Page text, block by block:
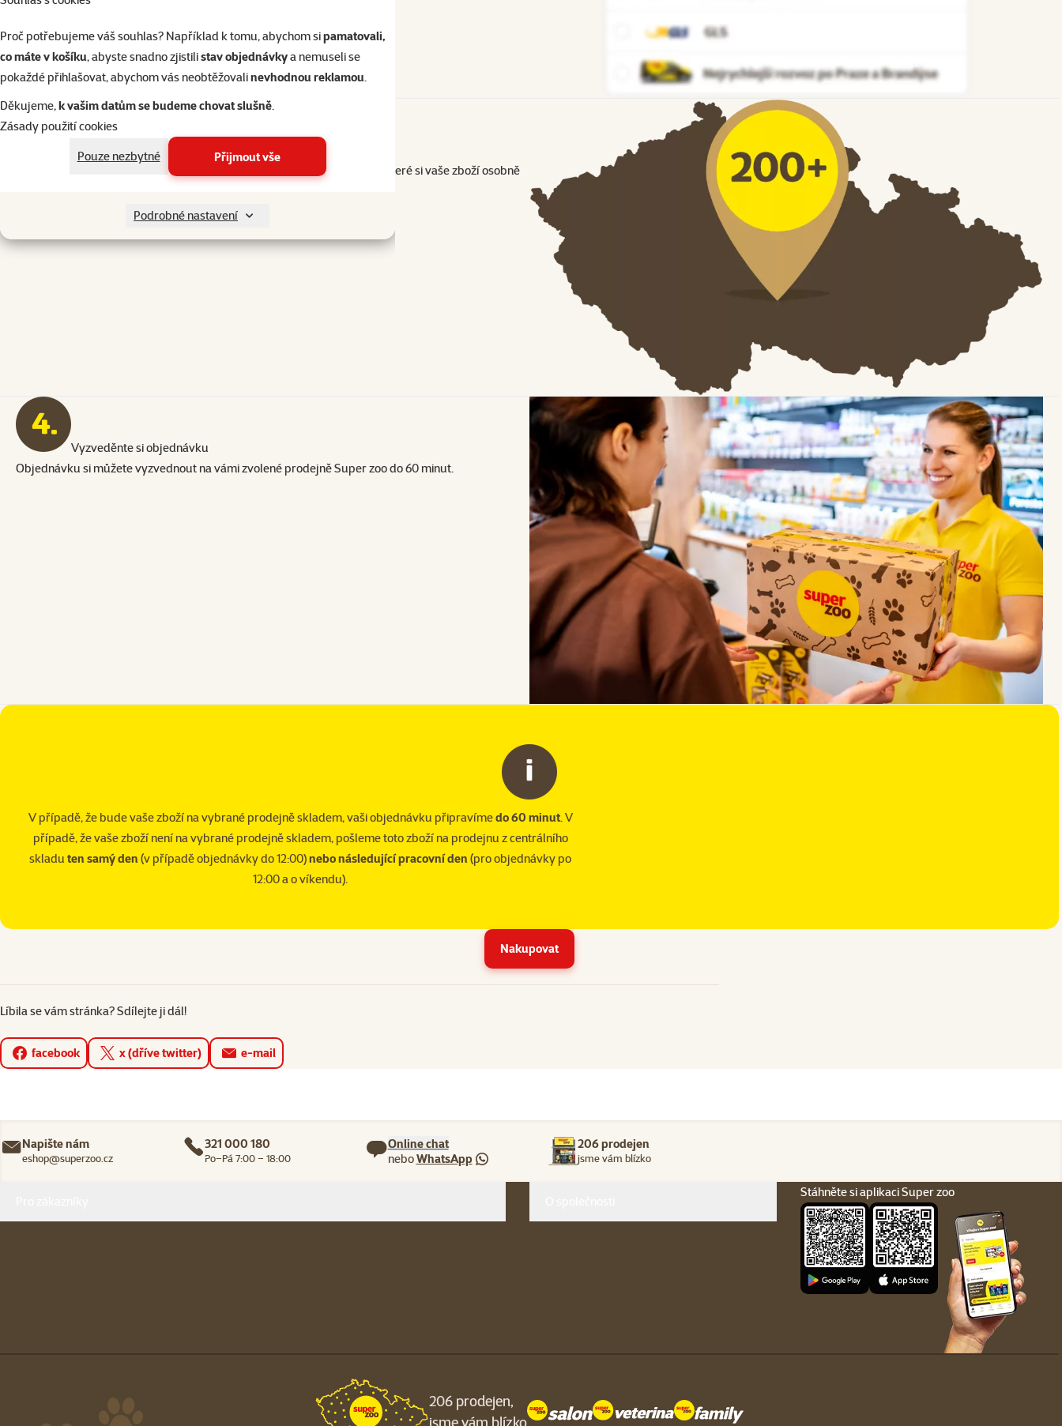
Proč potřebujeme váš souhlas? Například k tomu, abychom sipamatovali,
co máte v košíku, abyste snadno zjistilistav objednávkya nemuseli se
pokaždé přihlašovat, abychom vás neobtěžovalinevhodnou reklamou.
Děkujeme,k vašim datům se budeme chovat slušně.
Zásady použití cookies
Pouze nezbytné
Přijmout vše
Podrobné nastavení
Zvolte si prodejnu pro vyzvednutí
Po zvolení možnosti "Osobní odběr" si vyberete prodejnu Super zoo, na které si vaše zboží osobně
Vyzveděnte si objednávku
Objednávku si můžete vyzvednout na vámi zvolené prodejně Super zoo do 60 minut.
V případě, že bude vaše zboží na vybrané prodejně skladem, vaši objednávku připravímedo 60 minut. V
případě, že vaše zboží není na vybrané prodejně skladem, pošleme toto zboží na prodejnu z centrálního
skladu ten samý den (v případě objednávky do 12:00)nebo následující pracovní den (pro objednávky po
12:00 a o víkendu).
Nakupovat
Líbila se vám stránka? Sdílejte ji dál!
facebook x (dříve twitter) e-mail
Napište nám
eshop@superzoo.cz
321 000 180
Po–Pá 7:00 – 18:00
Online chat
neboWhatsApp
206 prodejen
jsme vám blízko
Stáhněte si aplikaci Super zoo
206 prodejen,
jsme vám blízko